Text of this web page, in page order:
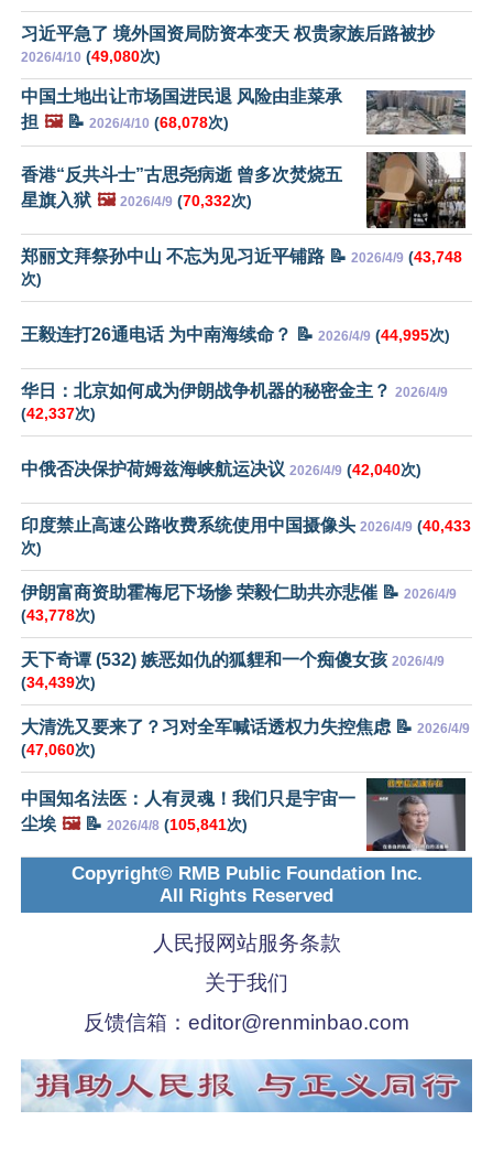
习近平急了 境外国资局防资本变天 权贵家族后路被抄
2026/4/10 (49,080次)
中国土地出让市场国进民退 风险由韭菜承
担 🖼️📝 2026/4/10 (68,078次)
香港“反共斗士”古思尧病逝 曾多次焚烧五
星旗入狱 🖼️ 2026/4/9 (70,332次)
郑丽文拜祭孙中山 不忘为见习近平铺路 📝 2026/4/9 (43,748
次)
王毅连打26通电话 为中南海续命？ 📝 2026/4/9 (44,995次)
华日：北京如何成为伊朗战争机器的秘密金主？ 2026/4/9
(42,337次)
中俄否决保护荷姆兹海峡航运决议 2026/4/9 (42,040次)
印度禁止高速公路收费系统使用中国摄像头 2026/4/9 (40,433
次)
伊朗富商资助霍梅尼下场惨 荣毅仁助共亦悲催 📝 2026/4/9
(43,778次)
天下奇谭 (532) 嫉恶如仇的狐貍和一个痴傻女孩 2026/4/9
(34,439次)
大清洗又要来了？习对全军喊话透权力失控焦虑 📝 2026/4/9
(47,060次)
中国知名法医：人有灵魂！我们只是宇宙一
尘埃 🖼️📝 2026/4/8 (105,841次)
Copyright© RMB Public Foundation Inc.
All Rights Reserved
人民报网站服务条款
关于我们
反馈信箱： editor@renminbao.com